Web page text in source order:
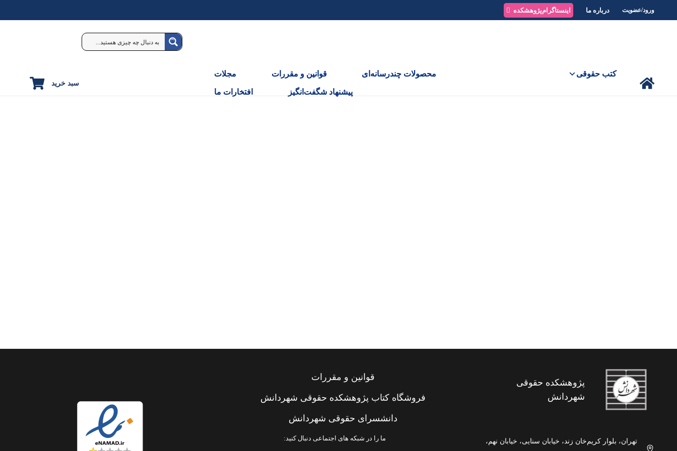
ورود/عضویت درباره ما اینستاگرام‌پژوهشکده
کتب حقوقی محصولات چندرسانه‌ای قوانین و مقررات مجلات
پیشنهاد شگفت‌انگیز افتخارات ما
سبد خرید
پژوهشکده حقوقی
شهردانش
تهران، بلوار کریم‌خان زند، خیابان سنایی، خیابان نهم،
قوانین و مقررات
فروشگاه کتاب پژوهشکده حقوقی شهردانش
دانشسرای حقوقی شهردانش
ما را در شبکه های اجتماعی دنبال کنید: